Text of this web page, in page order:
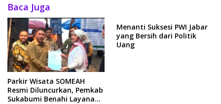
Baca Juga
Parkir Wisata SOMEAH
Resmi Diluncurkan, Pemkab
Sukabumi Benahi Layanan
Menanti Suksesi PWI Jabar
yang Bersih dari Politik
Uang